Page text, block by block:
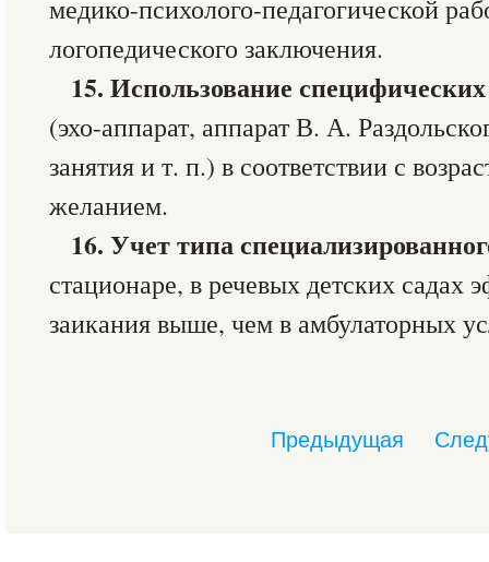
медико-психолого-педагогической
логопедического заключения.
15. Использование
(эхо-аппарат, аппарат В. А.
занятия и т. п.) в соответствии с
желанием.
16. Учет типа
стационаре, в речевых детских садах
заикания выше, чем в амбулаторных
Предыдущая